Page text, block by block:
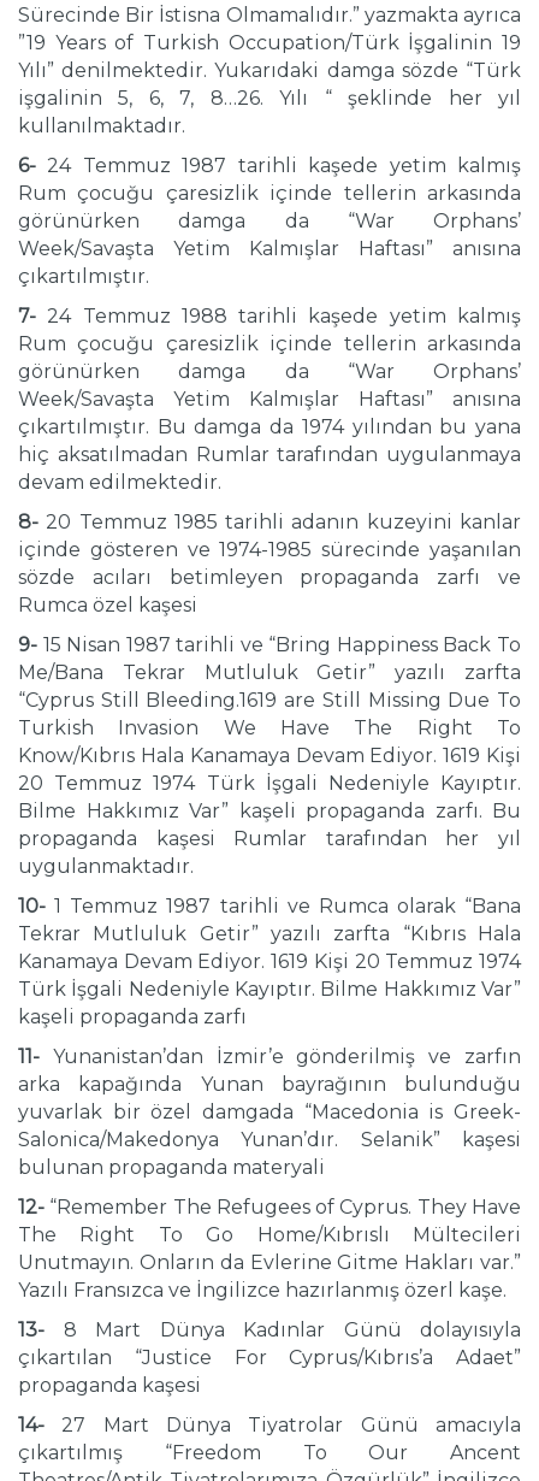
Sürecinde Bir İstisna Olmamalıdır.” yazmakta ayrıca
”19 Years of Turkish Occupation/Türk İşgalinin 19
Yılı” denilmektedir. Yukarıdaki damga sözde “Türk
işgalinin 5, 6, 7, 8…26. Yılı “ şeklinde her yıl
kullanılmaktadır.
6- 24 Temmuz 1987 tarihli kaşede yetim kalmış
Rum çocuğu çaresizlik içinde tellerin arkasında
görünürken damga da “War Orphans’
Week/Savaşta Yetim Kalmışlar Haftası” anısına
çıkartılmıştır.
7- 24 Temmuz 1988 tarihli kaşede yetim kalmış
Rum çocuğu çaresizlik içinde tellerin arkasında
görünürken damga da “War Orphans’
Week/Savaşta Yetim Kalmışlar Haftası” anısına
çıkartılmıştır. Bu damga da 1974 yılından bu yana
hiç aksatılmadan Rumlar tarafından uygulanmaya
devam edilmektedir.
8- 20 Temmuz 1985 tarihli adanın kuzeyini kanlar
içinde gösteren ve 1974-1985 sürecinde yaşanılan
sözde acıları betimleyen propaganda zarfı ve
Rumca özel kaşesi
9- 15 Nisan 1987 tarihli ve “Bring Happiness Back To
Me/Bana Tekrar Mutluluk Getir” yazılı zarfta
“Cyprus Still Bleeding.1619 are Still Missing Due To
Turkish Invasion We Have The Right To
Know/Kıbrıs Hala Kanamaya Devam Ediyor. 1619 Kişi
20 Temmuz 1974 Türk İşgali Nedeniyle Kayıptır.
Bilme Hakkımız Var” kaşeli propaganda zarfı. Bu
propaganda kaşesi Rumlar tarafından her yıl
uygulanmaktadır.
10- 1 Temmuz 1987 tarihli ve Rumca olarak “Bana
Tekrar Mutluluk Getir” yazılı zarfta “Kıbrıs Hala
Kanamaya Devam Ediyor. 1619 Kişi 20 Temmuz 1974
Türk İşgali Nedeniyle Kayıptır. Bilme Hakkımız Var”
kaşeli propaganda zarfı
11- Yunanistan’dan İzmir’e gönderilmiş ve zarfın
arka kapağında Yunan bayrağının bulunduğu
yuvarlak bir özel damgada “Macedonia is Greek-
Salonica/Makedonya Yunan’dır. Selanik” kaşesi
bulunan propaganda materyali
12- “Remember The Refugees of Cyprus. They Have
The Right To Go Home/Kıbrıslı Mültecileri
Unutmayın. Onların da Evlerine Gitme Hakları var.”
Yazılı Fransızca ve İngilizce hazırlanmış özerl kaşe.
13- 8 Mart Dünya Kadınlar Günü dolayısıyla
çıkartılan “Justice For Cyprus/Kıbrıs’a Adaet”
propaganda kaşesi
14- 27 Mart Dünya Tiyatrolar Günü amacıyla
çıkartılmış “Freedom To Our Ancent